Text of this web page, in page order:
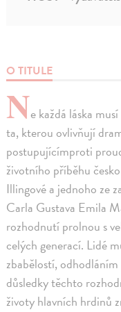
O TITULE
Ne každá láska
ta, kterou ovlivňují
postupujícímproti
životního příběhu
Illingové a jednoho ze
Carla Gustava Emila
rozhodnutí prolnou s
celých generací. Lidé
zbabělostí,
důsledky těchto
životy hlavních hrdinů